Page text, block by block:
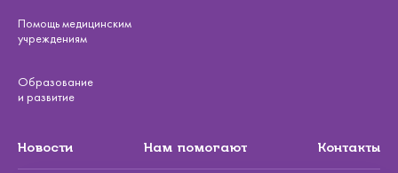
Помощь медицинским
учреждениям
Образование
и развитие
Новости Нам помогают Контакты